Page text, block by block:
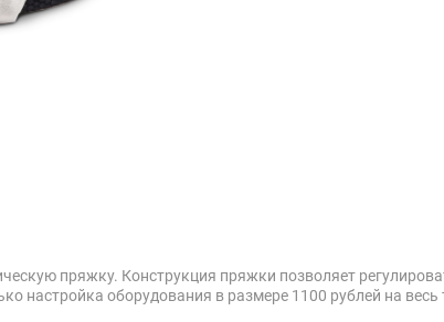
пряжку. Конструкция пряжки позволяет
настройка оборудования в размере 1100 рублей на весь